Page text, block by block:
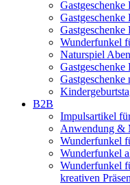
Gastgeschenke
Gastgeschenke
Gastgeschenke
Wunderfunkel
Naturspiel
B2B
Impulsartikel
Anwendung &
Wunderfunkel
Wunderfunkel
Wunderfunkel
kreativen